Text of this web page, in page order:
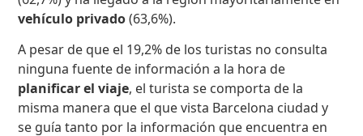
vehículo privado(63,6%).
A pesar de que el 19,2% de los turistas no consulta
ninguna fuente de información a la hora de
planificar el viaje, el turista se comporta de la
misma manera que el que vista Barcelona ciudad y
se guía tanto por la información que encuentra en